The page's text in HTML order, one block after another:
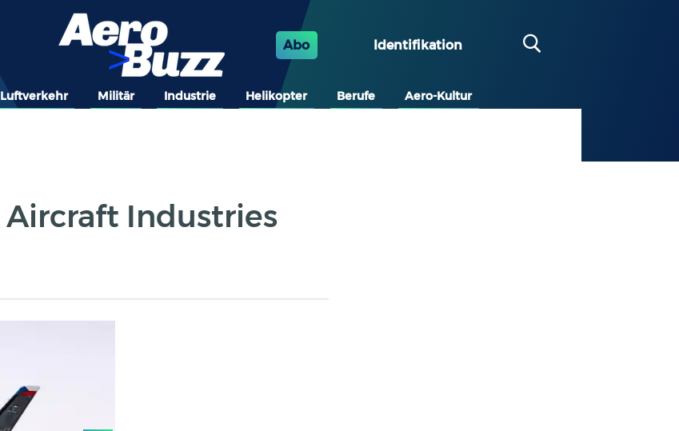
Abo Identifikation
Luftverkehr Militär Industrie Helikopter Berufe Aero-Kultur
Aircraft Industries